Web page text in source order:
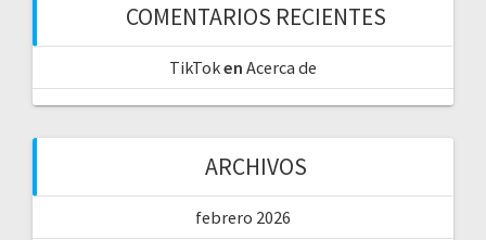
COMENTARIOS RECIENTES
TikToken Acerca de
ARCHIVOS
febrero 2026